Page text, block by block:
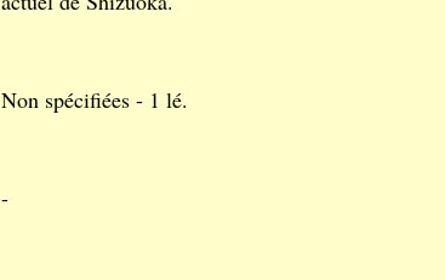
Non spécifiées - 1 lé.
-